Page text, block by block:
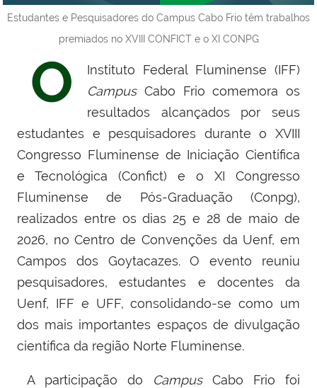
Estudantes e Pesquisadores do Campus Cabo Frio têm trabalhos
premiados no XVIII CONFICT e o XI CONPG
O
Instituto Federal Fluminense (IFF)
CampusCabo Frio comemora os
resultados alcançados por seus
estudantes e pesquisadores durante o XVIII
Congresso Fluminense de Iniciação Científica
e Tecnológica (Confict) e o XI Congresso
Fluminense de Pós-Graduação (Conpg),
realizados entre os dias 25 e 28 de maio de
2026, no Centro de Convenções da Uenf, em
Campos dos Goytacazes. O evento reuniu
pesquisadores, estudantes e docentes da
Uenf, IFF e UFF, consolidando-se como um
dos mais importantes espaços de divulgação
científica da região Norte Fluminense.
A participação do CampusCabo Frio foi